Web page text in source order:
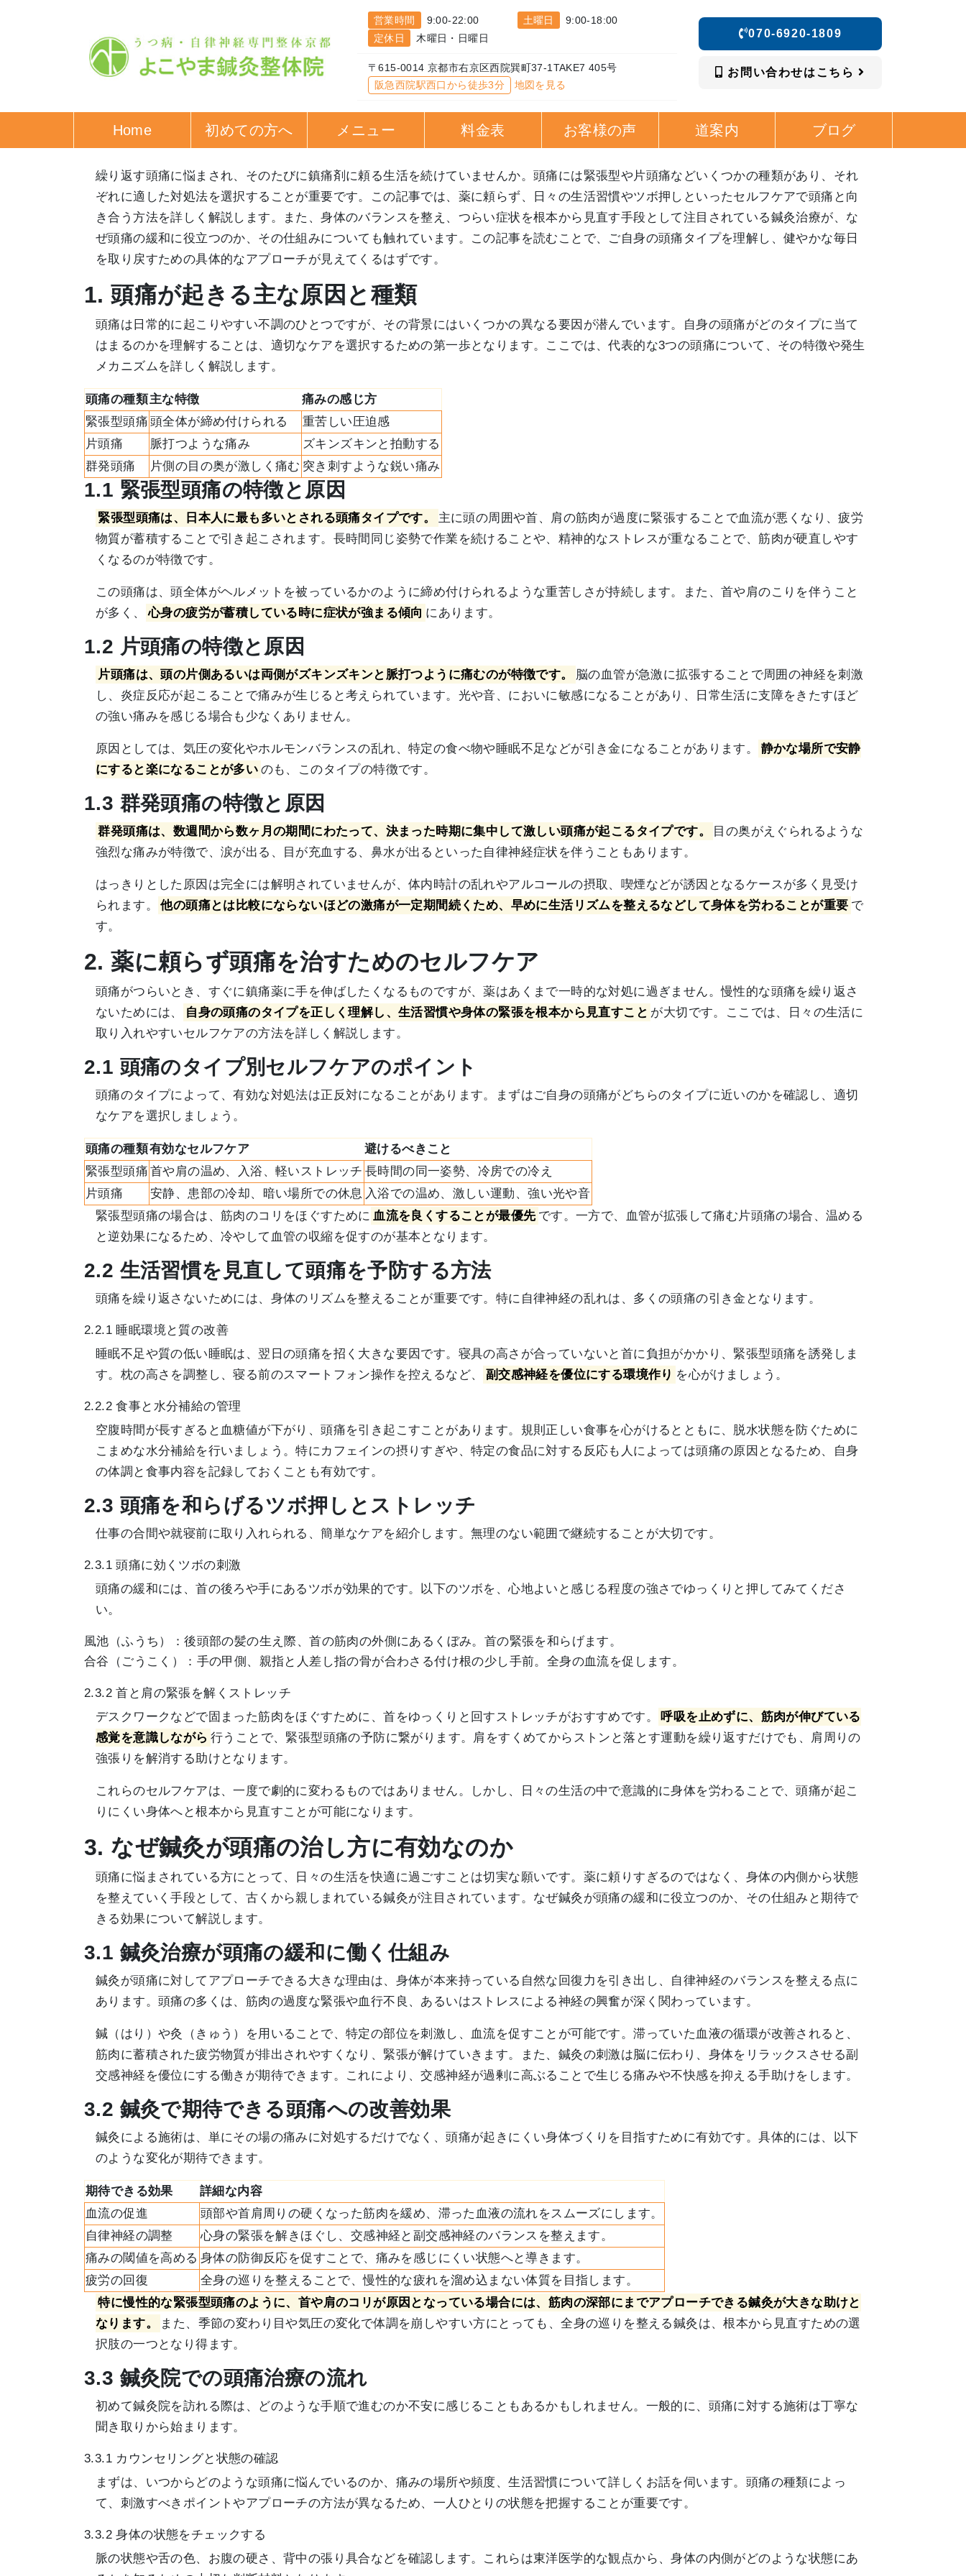
営業時間 9:00-22:00 土曜日
9:00-18:00
定休日
木曜日・日曜日
〒615-0014 京都市右京区西院巽町37-1TAKE7 405号
阪急西院駅西口から徒歩3分
地図を見る
070-6920-1809
お問い合わせはこちら
Home 初めての方へ メニュー 料金表 お客様の声 道案内 ブログ
繰り返す頭痛に悩まされ、そのたびに鎮痛剤に頼る生活を続けていませんか。頭痛には緊張型や片頭痛などいくつかの種類があり、それ
ぞれに適した対処法を選択することが重要です。この記事では、薬に頼らず、日々の生活習慣やツボ押しといったセルフケアで頭痛と向
き合う方法を詳しく解説します。また、身体のバランスを整え、つらい症状を根本から見直す手段として注目されている鍼灸治療が、な
ぜ頭痛の緩和に役立つのか、その仕組みについても触れています。この記事を読むことで、ご自身の頭痛タイプを理解し、健やかな毎日
を取り戻すための具体的なアプローチが見えてくるはずです。
1. 頭痛が起きる主な原因と種類
頭痛は日常的に起こりやすい不調のひとつですが、その背景にはいくつかの異なる要因が潜んでいます。自身の頭痛がどのタイプに当て
はまるのかを理解することは、適切なケアを選択するための第一歩となります。ここでは、代表的な3つの頭痛について、その特徴や発生
メカニズムを詳しく解説します。
頭痛の種類主な特徴
痛みの感じ方
緊張型頭痛 頭全体が締め付けられる
重苦しい圧迫感
片頭痛
脈打つような痛み
ズキンズキンと拍動する
群発頭痛
片側の目の奥が激しく痛む 突き刺すような鋭い痛み
1.1 緊張型頭痛の特徴と原因
緊張型頭痛は、日本人に最も多いとされる頭痛タイプです。
主に頭の周囲や首、肩の筋肉が過度に緊張することで血流が悪くなり、疲労
物質が蓄積することで引き起こされます。長時間同じ姿勢で作業を続けることや、精神的なストレスが重なることで、筋肉が硬直しやす
くなるのが特徴です。
この頭痛は、頭全体がヘルメットを被っているかのように締め付けられるような重苦しさが持続します。また、首や肩のこりを伴うこと
が多く、
心身の疲労が蓄積している時に症状が強まる傾向 にあります。
1.2 片頭痛の特徴と原因
片頭痛は、頭の片側あるいは両側がズキンズキンと脈打つように痛むのが特徴です。
脳の血管が急激に拡張することで周囲の神経を刺激
し、炎症反応が起こることで痛みが生じると考えられています。光や音、においに敏感になることがあり、日常生活に支障をきたすほど
の強い痛みを感じる場合も少なくありません。
原因としては、気圧の変化やホルモンバランスの乱れ、特定の食べ物や睡眠不足などが引き金になることがあります。
静かな場所で安静
にすると楽になることが多い のも、このタイプの特徴です。
1.3 群発頭痛の特徴と原因
群発頭痛は、数週間から数ヶ月の期間にわたって、決まった時期に集中して激しい頭痛が起こるタイプです。
目の奥がえぐられるような
強烈な痛みが特徴で、涙が出る、目が充血する、鼻水が出るといった自律神経症状を伴うこともあります。
はっきりとした原因は完全には解明されていませんが、体内時計の乱れやアルコールの摂取、喫煙などが誘因となるケースが多く見受け
られます。
他の頭痛とは比較にならないほどの激痛が一定期間続くため、早めに生活リズムを整えるなどして身体を労わることが重要 で
す。
2. 薬に頼らず頭痛を治すためのセルフケア
頭痛がつらいとき、すぐに鎮痛薬に手を伸ばしたくなるものですが、薬はあくまで一時的な対処に過ぎません。慢性的な頭痛を繰り返さ
ないためには、
自身の頭痛のタイプを正しく理解し、生活習慣や身体の緊張を根本から見直すこと が大切です。ここでは、日々の生活に
取り入れやすいセルフケアの方法を詳しく解説します。
2.1 頭痛のタイプ別セルフケアのポイント
頭痛のタイプによって、有効な対処法は正反対になることがあります。まずはご自身の頭痛がどちらのタイプに近いのかを確認し、適切
なケアを選択しましょう。
頭痛の種類有効なセルフケア
避けるべきこと
緊張型頭痛 首や肩の温め、入浴、軽いストレッチ 長時間の同一姿勢、冷房での冷え
片頭痛
安静、患部の冷却、暗い場所での休息 入浴での温め、激しい運動、強い光や音
緊張型頭痛の場合は、筋肉のコリをほぐすために 血流を良くすることが最優先 です。一方で、血管が拡張して痛む片頭痛の場合、温める
と逆効果になるため、冷やして血管の収縮を促すのが基本となります。
2.2 生活習慣を見直して頭痛を予防する方法
頭痛を繰り返さないためには、身体のリズムを整えることが重要です。特に自律神経の乱れは、多くの頭痛の引き金となります。
2.2.1 睡眠環境と質の改善
睡眠不足や質の低い睡眠は、翌日の頭痛を招く大きな要因です。寝具の高さが合っていないと首に負担がかかり、緊張型頭痛を誘発しま
す。枕の高さを調整し、寝る前のスマートフォン操作を控えるなど、
副交感神経を優位にする環境作り を心がけましょう。
2.2.2 食事と水分補給の管理
空腹時間が長すぎると血糖値が下がり、頭痛を引き起こすことがあります。規則正しい食事を心がけるとともに、脱水状態を防ぐために
こまめな水分補給を行いましょう。特にカフェインの摂りすぎや、特定の食品に対する反応も人によっては頭痛の原因となるため、自身
の体調と食事内容を記録しておくことも有効です。
2.3 頭痛を和らげるツボ押しとストレッチ
仕事の合間や就寝前に取り入れられる、簡単なケアを紹介します。無理のない範囲で継続することが大切です。
2.3.1 頭痛に効くツボの刺激
頭痛の緩和には、首の後ろや手にあるツボが効果的です。以下のツボを、心地よいと感じる程度の強さでゆっくりと押してみてくださ
い。
風池（ふうち）：後頭部の髪の生え際、首の筋肉の外側にあるくぼみ。首の緊張を和らげます。
合谷（ごうこく）：手の甲側、親指と人差し指の骨が合わさる付け根の少し手前。全身の血流を促します。
2.3.2 首と肩の緊張を解くストレッチ
デスクワークなどで固まった筋肉をほぐすために、首をゆっくりと回すストレッチがおすすめです。
呼吸を止めずに、筋肉が伸びている
感覚を意識しながら 行うことで、緊張型頭痛の予防に繋がります。肩をすくめてからストンと落とす運動を繰り返すだけでも、肩周りの
強張りを解消する助けとなります。
これらのセルフケアは、一度で劇的に変わるものではありません。しかし、日々の生活の中で意識的に身体を労わることで、頭痛が起こ
りにくい身体へと根本から見直すことが可能になります。
3. なぜ鍼灸が頭痛の治し方に有効なのか
頭痛に悩まされている方にとって、日々の生活を快適に過ごすことは切実な願いです。薬に頼りすぎるのではなく、身体の内側から状態
を整えていく手段として、古くから親しまれている鍼灸が注目されています。なぜ鍼灸が頭痛の緩和に役立つのか、その仕組みと期待で
きる効果について解説します。
3.1 鍼灸治療が頭痛の緩和に働く仕組み
鍼灸が頭痛に対してアプローチできる大きな理由は、身体が本来持っている自然な回復力を引き出し、自律神経のバランスを整える点に
あります。頭痛の多くは、筋肉の過度な緊張や血行不良、あるいはストレスによる神経の興奮が深く関わっています。
鍼（はり）や灸（きゅう）を用いることで、特定の部位を刺激し、血流を促すことが可能です。滞っていた血液の循環が改善されると、
筋肉に蓄積された疲労物質が排出されやすくなり、緊張が解けていきます。また、鍼灸の刺激は脳に伝わり、身体をリラックスさせる副
交感神経を優位にする働きが期待できます。これにより、交感神経が過剰に高ぶることで生じる痛みや不快感を抑える手助けをします。
3.2 鍼灸で期待できる頭痛への改善効果
鍼灸による施術は、単にその場の痛みに対処するだけでなく、頭痛が起きにくい身体づくりを目指すために有効です。具体的には、以下
のような変化が期待できます。
期待できる効果
詳細な内容
血流の促進
頭部や首肩周りの硬くなった筋肉を緩め、滞った血液の流れをスムーズにします。
自律神経の調整
心身の緊張を解きほぐし、交感神経と副交感神経のバランスを整えます。
痛みの閾値を高める 身体の防御反応を促すことで、痛みを感じにくい状態へと導きます。
疲労の回復
全身の巡りを整えることで、慢性的な疲れを溜め込まない体質を目指します。
特に慢性的な緊張型頭痛のように、首や肩のコリが原因となっている場合には、筋肉の深部にまでアプローチできる鍼灸が大きな助けと
なります。
また、季節の変わり目や気圧の変化で体調を崩しやすい方にとっても、全身の巡りを整える鍼灸は、根本から見直すための選
択肢の一つとなり得ます。
3.3 鍼灸院での頭痛治療の流れ
初めて鍼灸院を訪れる際は、どのような手順で進むのか不安に感じることもあるかもしれません。一般的に、頭痛に対する施術は丁寧な
聞き取りから始まります。
3.3.1 カウンセリングと状態の確認
まずは、いつからどのような頭痛に悩んでいるのか、痛みの場所や頻度、生活習慣について詳しくお話を伺います。頭痛の種類によっ
て、刺激すべきポイントやアプローチの方法が異なるため、一人ひとりの状態を把握することが重要です。
3.3.2 身体の状態をチェックする
脈の状態や舌の色、お腹の硬さ、背中の張り具合などを確認します。これらは東洋医学的な観点から、身体の内側がどのような状態にあ